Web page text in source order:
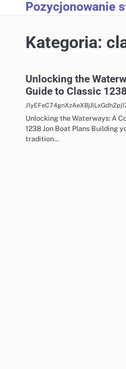
to
Pozycjonowanie
Kategoria:
Unlocking the
Guide to Classic
Unlocking the Waterways: A
1238 Jon Boat Plans Building
tradition…